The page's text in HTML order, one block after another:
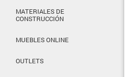
MATERIALES DE
CONSTRUCCIÓN
MUEBLES ONLINE
OUTLETS